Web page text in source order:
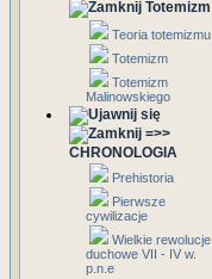
Totemizm
Teoria totemizmu
Totemizm
Totemizm
Malinowskiego
=>>
CHRONOLOGIA
Prehistoria
Pierwsze
cywilizacje
Wielkie rewolucje
duchowe VII - IV w.
p.n.e